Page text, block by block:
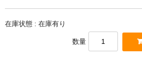
在庫状態 : 在庫有り
数量